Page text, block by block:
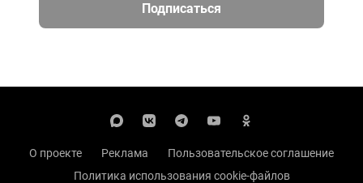
Подписаться
О проекте Реклама
Пользовательское соглашение
Политика использования cookie-файлов